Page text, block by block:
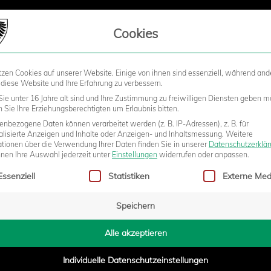
STADION BUSINESS KIDS
KAPPEL BAUUNTERNEHMUNG GMBH & CO. KG
Bauen im Bestand – Handwerk für
das Münsterland
Unsere Leidenschaft ist das Bauen im
Bestand. In 35 Jahren haben wir an
zahlreichen komplexen Projekten
mitgewirkt und unter anderem
denkmalgeschützte Gebäude
Cookies
Cookies auf unserer Website. Einige von ihnen sind essenziell, während
Website und Ihre Erfahrung zu verbessern.
unter 16 Jahre alt sind und Ihre Zustimmung zu freiwilligen Diensten geben
Sie Ihre Erziehungsberechtigten um Erlaubnis bitten.
Daten können verarbeitet werden (z. B. IP-Adressen), z. B. für
Anzeigen und Inhalte oder Anzeigen- und Inhaltsmessung. Weitere
über die Verwendung Ihrer Daten finden Sie in unserer
Ihre Auswahl jederzeit unter Einstellungen widerrufen oder anpassen.
eine Liste der Service-Gruppen, für die eine Einwilligung erteilt
Statistiken Externe
Speichern
Alle akzeptieren
Individuelle Datenschutzeinstellungen